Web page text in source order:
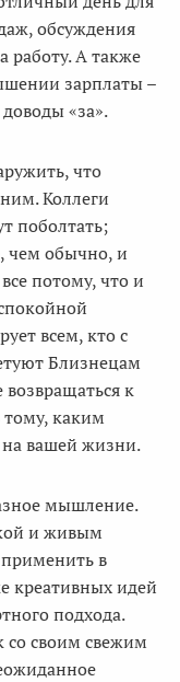
обсуждения
работу. А также
зарплаты –
«за».
что
Коллеги
поболтать;
чем обычно, и
потому, что и
всем, кто с
Близнецам
к
тому, каким
вашей жизни.
мышление.
и живым
в
креативных идей
подхода.
со своим свежим